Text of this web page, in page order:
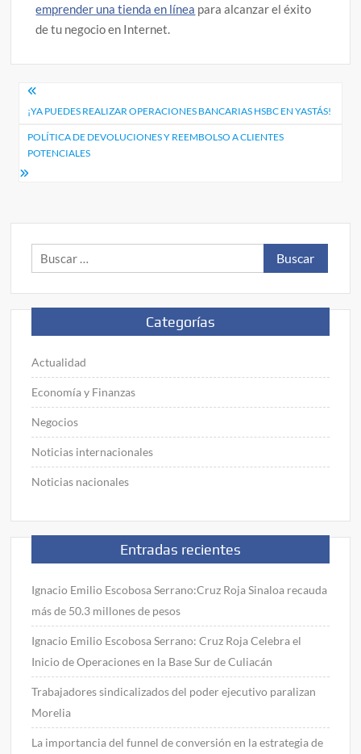
emprender una tienda en línea para alcanzar el éxito
de tu negocio en Internet.
Navegación
de
entradas
¡YA PUEDES REALIZAR OPERACIONES BANCARIAS HSBC EN YASTÁS!
POLÍTICA DE DEVOLUCIONES Y REEMBOLSO A CLIENTES
POTENCIALES
Buscar:
Categorías
Actualidad
Economía y Finanzas
Negocios
Noticias internacionales
Noticias nacionales
Entradas recientes
Ignacio Emilio Escobosa Serrano:Cruz Roja Sinaloa recauda
más de 50.3 millones de pesos
Ignacio Emilio Escobosa Serrano: Cruz Roja Celebra el
Inicio de Operaciones en la Base Sur de Culiacán
Trabajadores sindicalizados del poder ejecutivo paralizan
Morelia
La importancia del funnel de conversión en la estrategia de